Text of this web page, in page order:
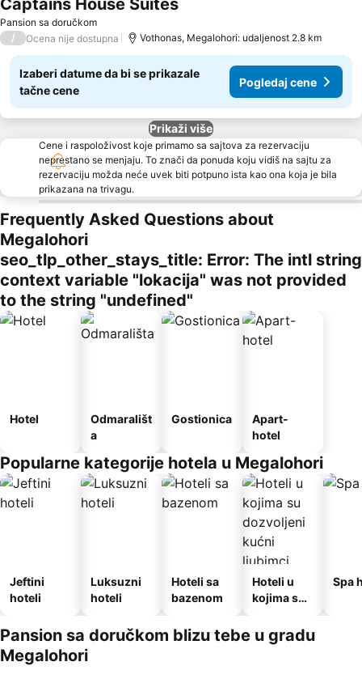
Pansion sa doručkom
Captains House Suites
/ Ocena nije dostupna Vothonas, Megalohori: udaljenost 2.8 km
Izaberi datume da bi se prikazale
tačne cene
Pogledaj cene
Prikaži više
Cene i raspoloživost koje primamo sa sajtova za rezervaciju
neprestano se menjaju. To znači da ponuda koju vidiš na sajtu za
rezervaciju možda neće uvek biti potpuno ista kao ona koja je bila
prikazana na trivagu.
Frequently Asked Questions about
Megalohori
seo_tlp_other_stays_title: Error: The intl string
context variable "lokacija" was not provided
to the string "undefined"
Hotel
Odmarališt
a
Gostionica
Apart-
hotel
Popularne kategorije hotela u Megalohori
Jeftini
hoteli
Luksuzni
hoteli
Hoteli sa
bazenom
Hoteli u
kojima su
kućni
ljubimci
Spa
Pansion sa doručkom blizu tebe u gradu
Megalohori